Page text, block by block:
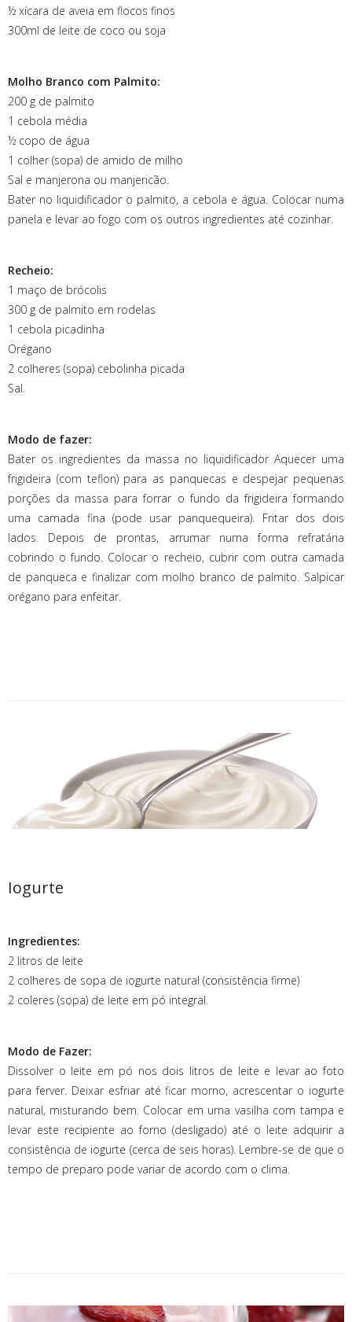
½ xícara de aveia em flocos finos
300ml de leite de coco ou soja
Molho Branco com Palmito:
200 g de palmito
1 cebola média
½ copo de água
1 colher (sopa) de amido de milho
Sal e manjerona ou manjericão.
Bater no liquidificador o palmito, a cebola e água. Colocar numa
panela e levar ao fogo com os outros ingredientes até cozinhar.
Recheio:
1 maço de brócolis
300 g de palmito em rodelas
1 cebola picadinha
Orégano
2 colheres (sopa) cebolinha picada
Sal.
Modo de fazer:
Bater os ingredientes da massa no liquidificador Aquecer uma
frigideira (com teflon) para as panquecas e despejar pequenas
porções da massa para forrar o fundo da frigideira formando
uma camada fina (pode usar panquequeira). Fritar dos dois
lados. Depois de prontas, arrumar numa forma refratária
cobrindo o fundo. Colocar o recheio, cubrir com outra camada
de panqueca e finalizar com molho branco de palmito. Salpicar
orégano para enfeitar.
Iogurte
Ingredientes:
2 litros de leite
2 colheres de sopa de iogurte natural (consistência firme)
2 coleres (sopa) de leite em pó integral.
Modo de Fazer:
Dissolver o leite em pó nos dois litros de leite e levar ao foto
para ferver. Deixar esfriar até ficar morno, acrescentar o iogurte
natural, misturando bem. Colocar em uma vasilha com tampa e
levar este recipiente ao forno (desligado) até o leite adquirir a
consistência de iogurte (cerca de seis horas). Lembre-se de que o
tempo de preparo pode variar de acordo com o clima.